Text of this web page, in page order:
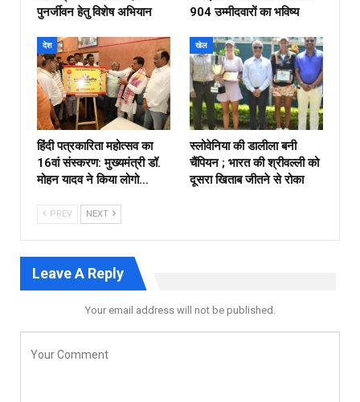
पुनर्जीवन हेतु विशेष अभियान
904 उम्मीदवारों का भविष्य
देश
हिंदी पत्रकारिता महोत्सव का
16वां संस्करण: मुख्यमंत्री डॉ.
मोहन यादव ने किया लोगो…
खेल
स्लोवेनिया की डालीला बनी
चैंपियन ; भारत की श्रीवल्ली को
दूसरा खिताब जीतने से रोका
PREV NEXT
Leave A Reply
Your email address will not be published.